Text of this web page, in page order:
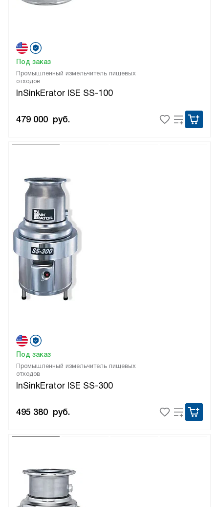
Промышленный измельчитель пищевых
отходов
InSinkErator ISE SS-100
Под заказ
479 000 руб.
Промышленный измельчитель пищевых
отходов
InSinkErator ISE SS-300
Под заказ
495 380 руб.